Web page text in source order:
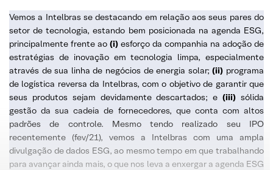
Vemos a Intelbras se destacando em relação aos seus pares do
setor de tecnologia, estando bem posicionada na agenda ESG,
principalmente frente ao (i) esforço da companhia na adoção de
estratégias de inovação em tecnologia limpa, especialmente
através de sua linha de negócios de energia solar;(ii) programa
de logística reversa da Intelbras, com o objetivo de garantir que
seus produtos sejam devidamente descartados; e(iii) sólida
gestão da sua cadeia de fornecedores, que conta com altos
padrões de controle. Mesmo tendo realizado seu IPO
recentemente (fev/21), vemos a Intelbras com uma ampla
divulgação de dados ESG, ao mesmo tempo em que trabalhando
para avançar ainda mais, o que nos leva a enxergar a agenda ESG